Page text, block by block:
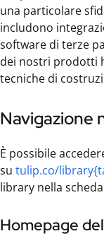
una particolare
includono
software di terze
dei nostri prodotti
tecniche di
Navigazione
È possibile
su tulip.co/
library nella scheda
Homepage